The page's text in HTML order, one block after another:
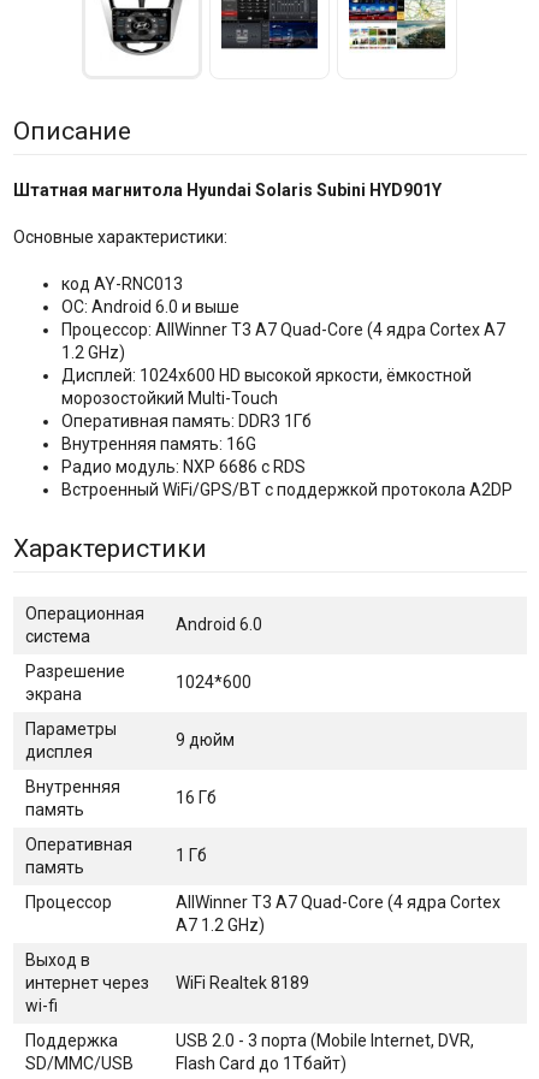
Описание
Штатная магнитола Hyundai Solaris Subini HYD901Y
Основные характеристики:
код AY-RNC013
ОС: Android 6.0 и выше
Процессор: AllWinner T3 A7 Quad-Core (4 ядра Сortex A7
1.2 GHz)
Дисплей: 1024x600 HD высокой яркости, ёмкостной
морозостойкий Multi-Touch
Оперативная память: DDR3 1Гб
Внутренняя память: 16G
Радио модуль: NXP 6686 с RDS
Встроенный WiFi/GPS/BT с поддержкой протокола A2DP
Характеристики
Операционная
система
Android 6.0
Разрешение
экрана
1024*600
Параметры
дисплея
9 дюйм
Внутренняя
память
16 Гб
Оперативная
память
1 Гб
Процессор
AllWinner T3 A7 Quad-Core (4 ядра Сortex
A7 1.2 GHz)
Выход в
интернет через
wi-fi
WiFi Realtek 8189
Поддержка
SD/MMC/USB
USB 2.0 - 3 порта (Mobile Internet, DVR,
Flash Card до 1Тбайт)